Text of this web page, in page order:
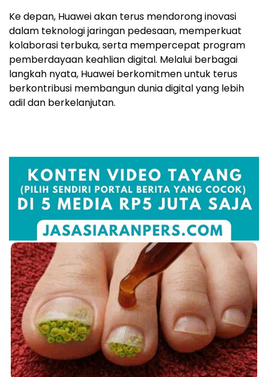
Ke depan, Huawei akan terus mendorong inovasi
dalam teknologi jaringan pedesaan, memperkuat
kolaborasi terbuka, serta mempercepat program
pemberdayaan keahlian digital. Melalui berbagai
langkah nyata, Huawei berkomitmen untuk terus
berkontribusi membangun dunia digital yang lebih
adil dan berkelanjutan.